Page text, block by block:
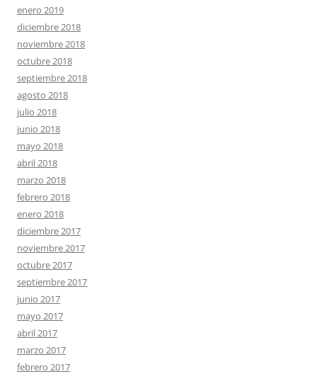
enero 2019
diciembre 2018
noviembre 2018
octubre 2018
septiembre 2018
agosto 2018
julio 2018
junio 2018
mayo 2018
abril 2018
marzo 2018
febrero 2018
enero 2018
diciembre 2017
noviembre 2017
octubre 2017
septiembre 2017
junio 2017
mayo 2017
abril 2017
marzo 2017
febrero 2017